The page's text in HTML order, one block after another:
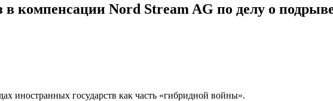
компенсации Nord Stream AG по делу о
иностранных государств как часть «гибридной войны».